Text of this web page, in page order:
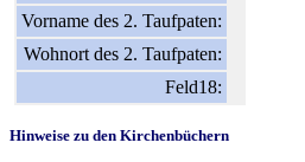
Vorname des 2. Taufpaten:
Wohnort des 2. Taufpaten:
Feld18:
Hinweise zu den Kirchenbüchern